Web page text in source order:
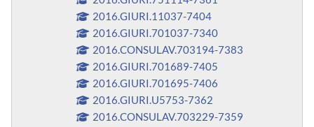
2016.GIURI.11037-7404
2016.GIURI.701037-7340
2016.CONSULAV.703194-7383
2016.GIURI.701689-7405
2016.GIURI.701695-7406
2016.GIURI.U5753-7362
2016.CONSULAV.703229-7359